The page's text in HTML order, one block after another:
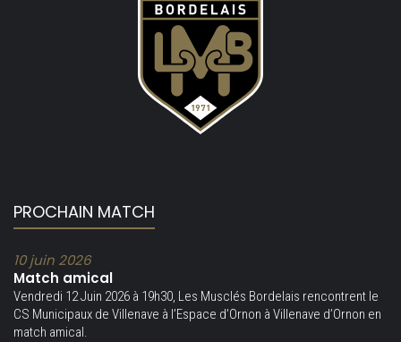
PROCHAIN MATCH
10 juin 2026
Match amical
Vendredi 12 Juin 2026 à 19h30, Les Musclés Bordelais rencontrent le
CS Municipaux de Villenave à l’Espace d’Ornon à Villenave d’Ornon en
match amical.